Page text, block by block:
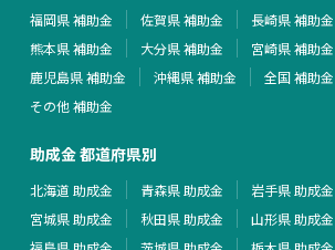
福岡県 補助金
佐賀県 補助金
長崎県 補助金
熊本県 補助金
大分県 補助金
宮崎県 補助金
鹿児島県 補助金
沖縄県 補助金
全国 補助金
その他 補助金
助成金 都道府県別
北海道 助成金 青森県 助成金
岩手県 助成金
宮城県 助成金
秋田県 助成金
山形県 助成金